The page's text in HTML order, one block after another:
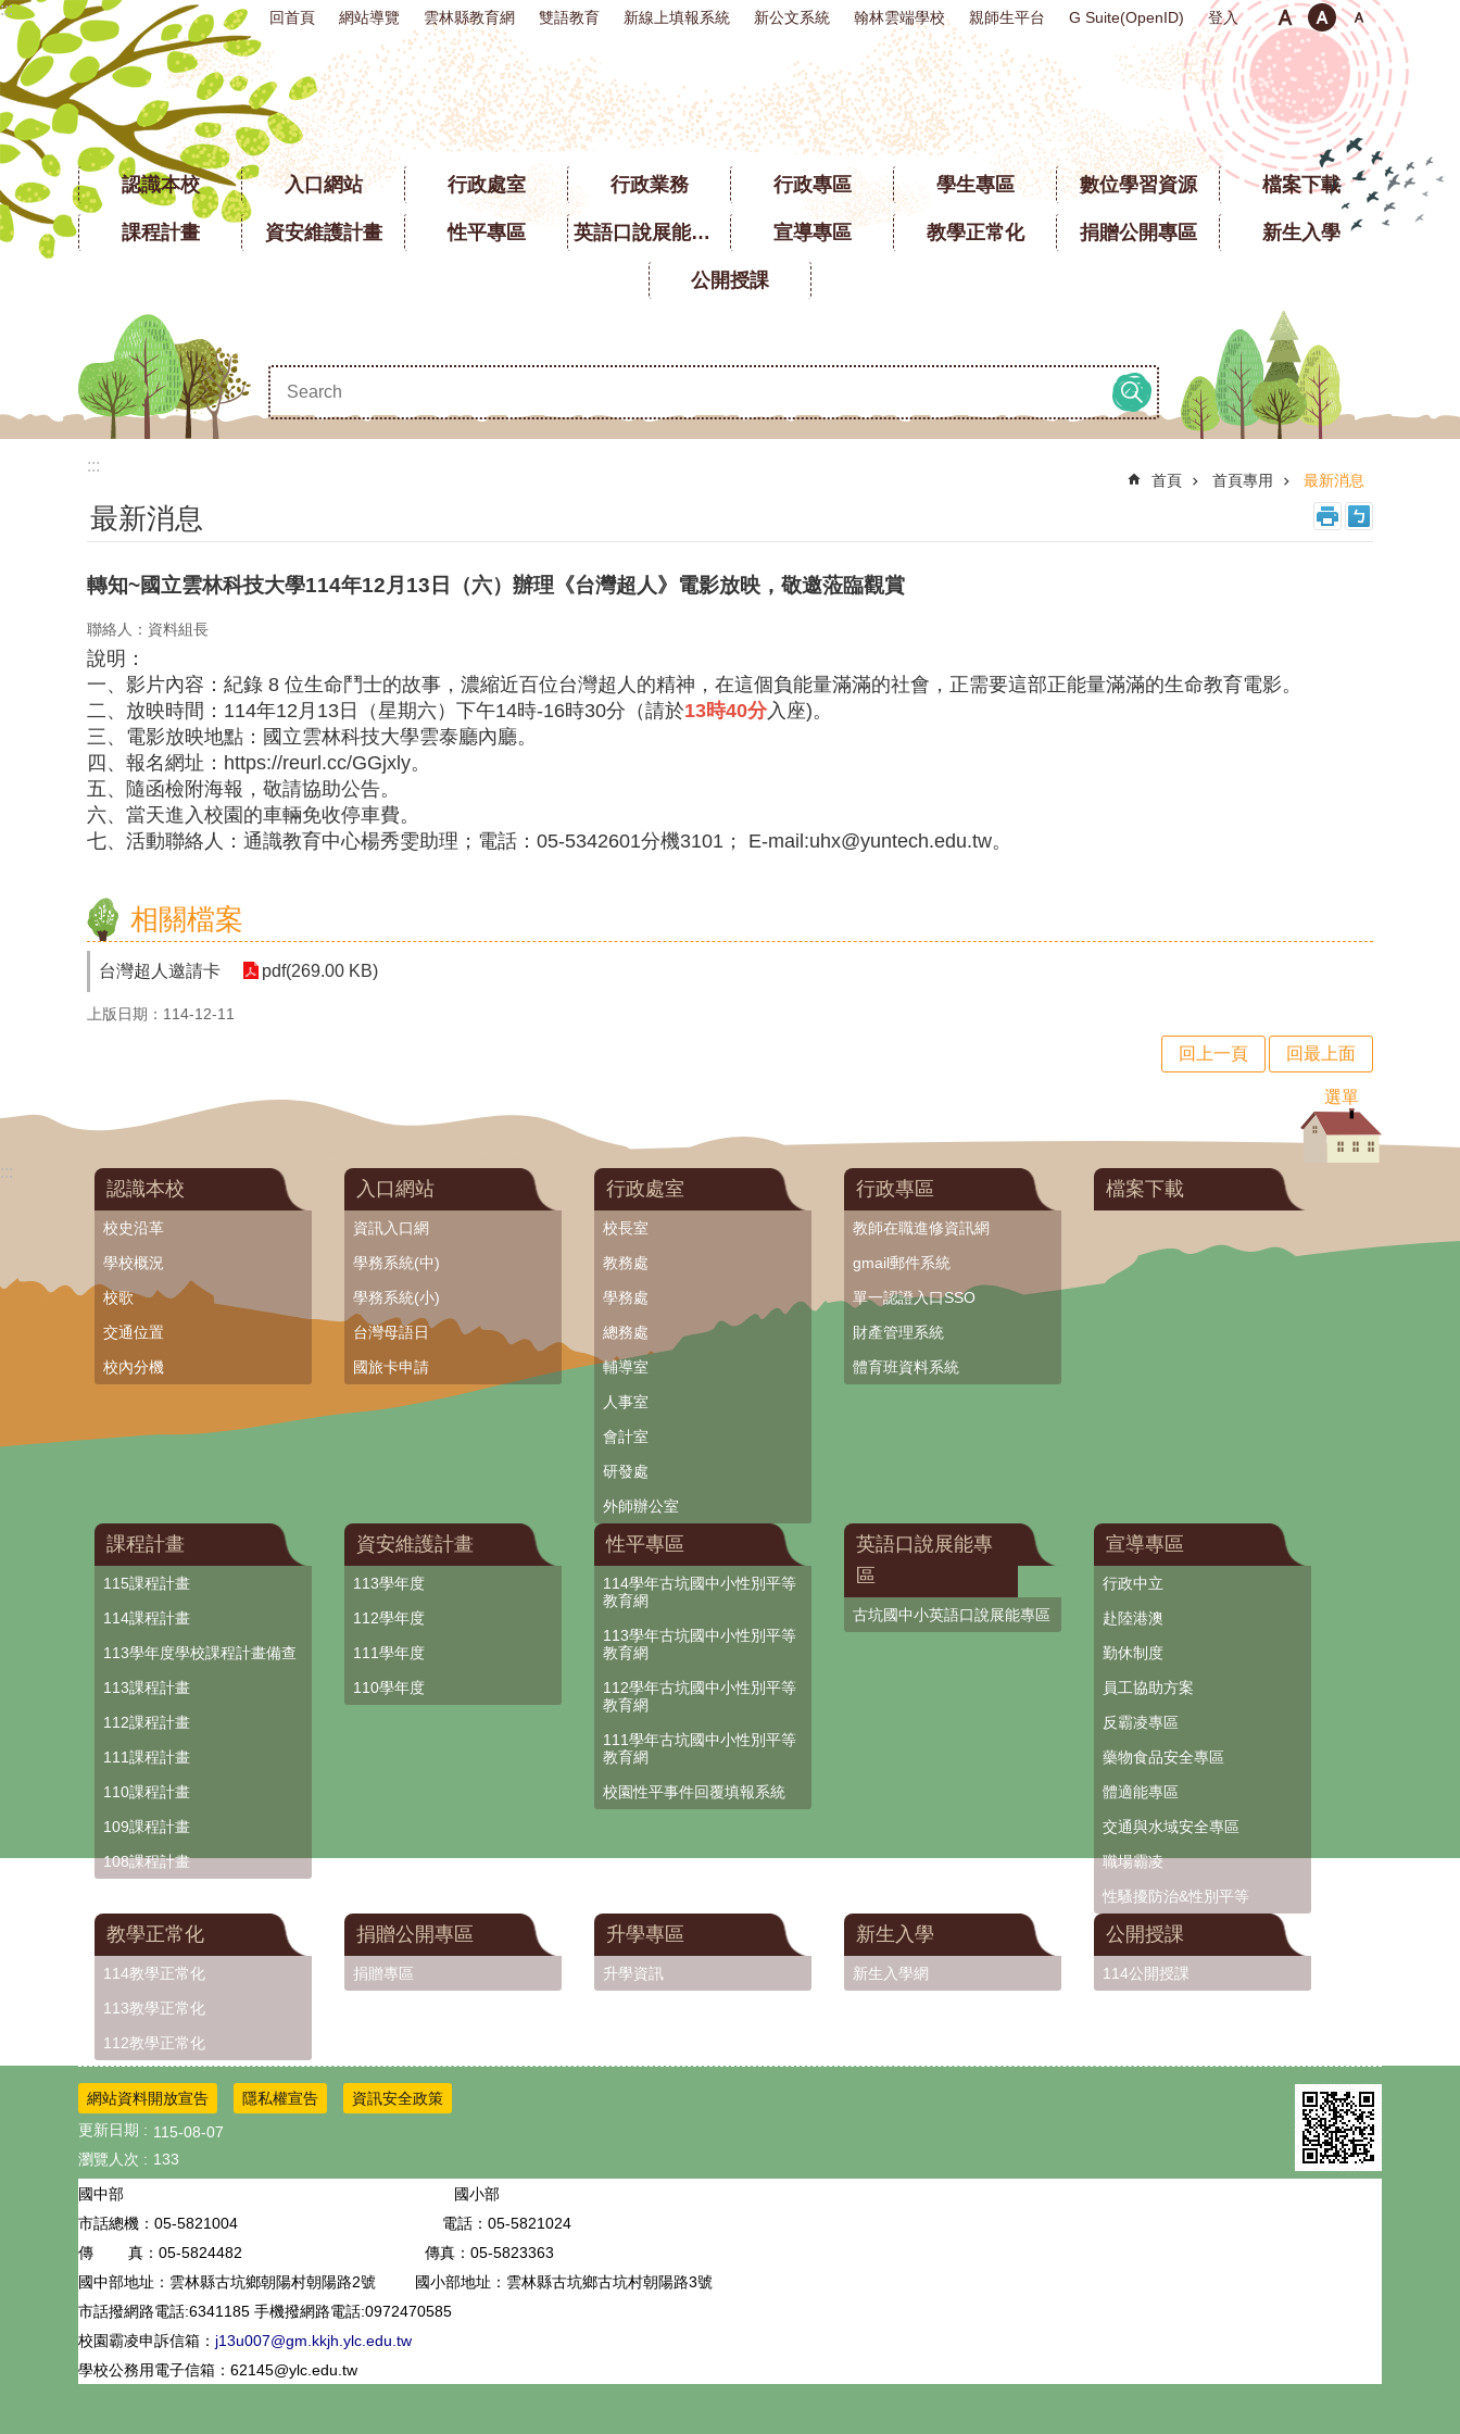
跳到主要內容區塊
::: 回首頁 網站導覽 雲林縣教育網 雙語教育 新線上填報系統 新公文系統 翰林雲端學校 親師生平台 G Suite(OpenID) 登入
認識本校 入口網站 行政處室 行政業務 行政專區 學生專區 數位學習資源 檔案下載
課程計畫 資安維護計畫 性平專區 英語口說展能專區 宣導專區 教學正常化 捐贈公開專區 新生入學
公開授課
:::
首頁 首頁專用 最新消息
最新消息
轉知~國立雲林科技大學114年12月13日（六）辦理《台灣超人》電影放映，敬邀蒞臨觀賞
聯絡人：資料組長
說明：
一、影片內容：紀錄 8 位生命鬥士的故事，濃縮近百位台灣超人的精神，在這個負能量滿滿的社會，正需要這部正能量滿滿的生命教育電影。
二、放映時間：114年12月13日（星期六）下午14時-16時30分（請於13時40分入座)。
三、電影放映地點：國立雲林科技大學雲泰廳內廳。
四、報名網址：https://reurl.cc/GGjxly。
五、隨函檢附海報，敬請協助公告。
六、當天進入校園的車輛免收停車費。
七、活動聯絡人：通識教育中心楊秀雯助理；電話：05-5342601分機3101； E-mail:uhx@yuntech.edu.tw。
相關檔案
台灣超人邀請卡 pdf(269.00 KB)
上版日期：114-12-11
回上一頁 回最上面
選單
:::
認識本校
校史沿革
學校概況
校歌
交通位置
校內分機
入口網站
資訊入口網
學務系統(中)
學務系統(小)
台灣母語日
國旅卡申請
行政處室
校長室
教務處
學務處
總務處
輔導室
人事室
會計室
研發處
外師辦公室
行政專區
教師在職進修資訊網
gmail郵件系統
單一認證入口SSO
財產管理系統
體育班資料系統
檔案下載
課程計畫
115課程計畫
114課程計畫
113學年度學校課程計畫備查
113課程計畫
112課程計畫
111課程計畫
110課程計畫
109課程計畫
108課程計畫
資安維護計畫
113學年度
112學年度
111學年度
110學年度
性平專區
114學年古坑國中小性別平等
教育網
113學年古坑國中小性別平等
教育網
112學年古坑國中小性別平等
教育網
111學年古坑國中小性別平等
教育網
校園性平事件回覆填報系統
英語口說展能專
區
古坑國中小英語口說展能專區
宣導專區
行政中立
赴陸港澳
勤休制度
員工協助方案
反霸凌專區
藥物食品安全專區
體適能專區
交通與水域安全專區
職場霸凌
性騷擾防治&性別平等
教學正常化
114教學正常化
113教學正常化
112教學正常化
捐贈公開專區
捐贈專區
升學專區
升學資訊
新生入學
新生入學網
公開授課
114公開授課
網站資料開放宣告 隱私權宣告
資訊安全政策
更新日期
115-08-07
瀏覽人次
133
國中部 國小部
市話總機： 05-5821004 電話：05-5821024
傳 真： 05-5824482
傳真：05-5823363
國中部地址：雲林縣古坑鄉朝陽村朝陽路2號
國小部地址：雲林縣古坑鄉古坑村朝陽路3號
市話撥網路電話:6341185 手機撥網路電話:0972470585
校園霸凌申訴信箱： j13u007@gm.kkjh.ylc.edu.tw
學校公務用電子信箱：62145@ylc.edu.tw